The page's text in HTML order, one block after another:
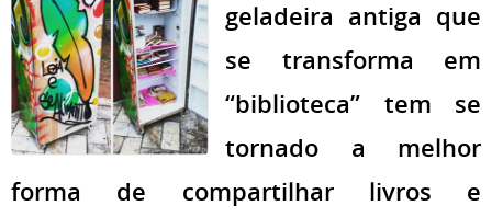
geladeira antiga que
se transforma em
“biblioteca” tem se
tornado a melhor
forma de compartilhar livros e